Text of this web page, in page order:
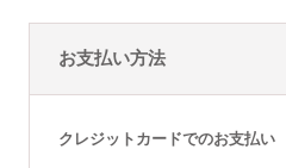
お支払い方法
クレジットカードでのお支払い